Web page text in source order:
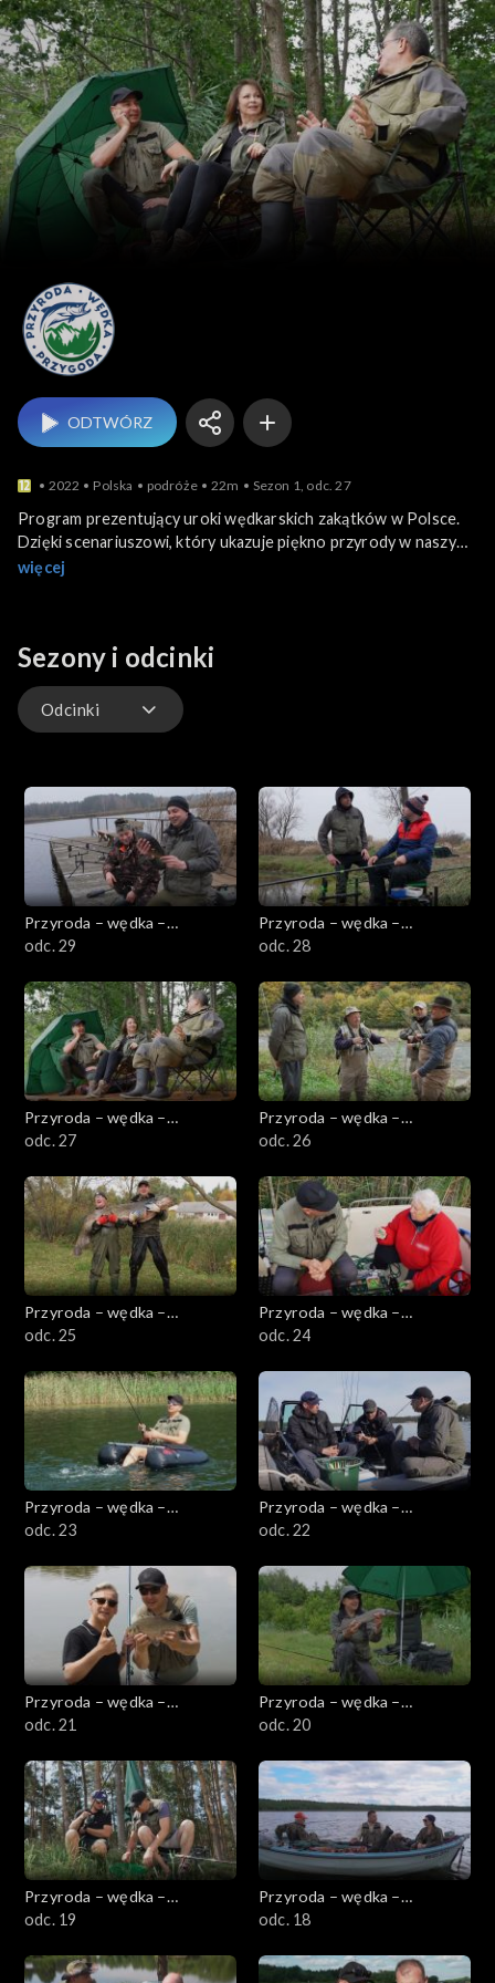
Przyroda – wędka
ODTWÓRZ
2022 Polska podróże 22m Sezon 1, odc. 27
Program prezentujący uroki wędkarskich zakątków w Polsce.
Dzięki scenariuszowi, który ukazuje piękno przyrody w naszym
kraju oraz stwarza możliwość przeżycia wielkiej przygody z
postacie z ekranu uprawiające hobby jakim jest wędkarstwo.
Dziś wybieramy się nad rzekę Omulew aby powędkować
wspólnie z Izabelą Trojanowską.
więcej
Sezony i odcinki
Odcinki
Przyroda – wędka –
przygoda
odc. 29
Przyroda – wędka –
przygoda
odc. 28
Przyroda – wędka –
przygoda
odc. 27
Przyroda – wędka –
przygoda
odc. 26
Przyroda – wędka –
przygoda
odc. 25
Przyroda – wędka –
przygoda
odc. 24
Przyroda – wędka –
przygoda
odc. 23
Przyroda – wędka –
przygoda
odc. 22
Przyroda – wędka –
przygoda
odc. 21
Przyroda – wędka –
przygoda
odc. 20
Przyroda – wędka –
przygoda
odc. 19
Przyroda – wędka –
przygoda
odc. 18